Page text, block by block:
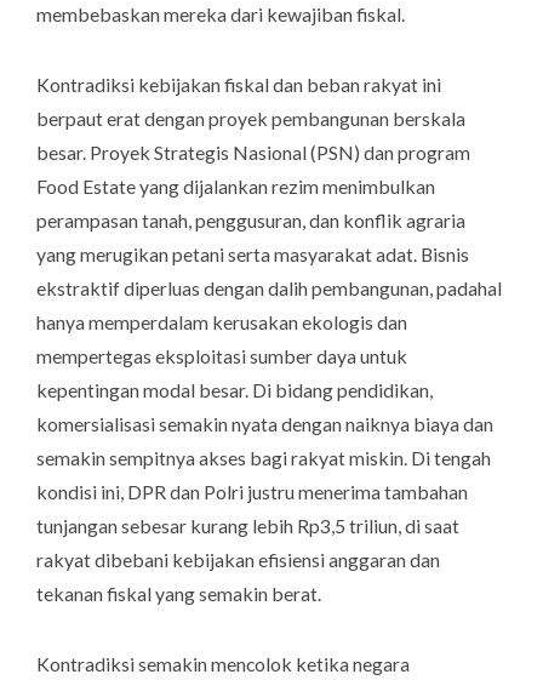
membebaskan mereka dari kewajiban fiskal.
Kontradiksi kebijakan fiskal dan beban rakyat ini
berpaut erat dengan proyek pembangunan berskala
besar. Proyek Strategis Nasional (PSN) dan program
Food Estateyang dijalankan rezim menimbulkan
perampasan tanah, penggusuran, dan konflik agraria
yang merugikan petani serta masyarakat adat. Bisnis
ekstraktif diperluas dengan dalih pembangunan, padahal
hanya memperdalam kerusakan ekologis dan
mempertegas eksploitasi sumber daya untuk
kepentingan modal besar. Di bidang pendidikan,
komersialisasi semakin nyata dengan naiknya biaya dan
semakin sempitnya akses bagi rakyat miskin. Di tengah
kondisi ini, DPR dan Polri justru menerima tambahan
tunjangan sebesar kurang lebih Rp3,5 triliun, di saat
rakyat dibebani kebijakan efisiensi anggaran dan
tekanan fiskal yang semakin berat.
Kontradiksi semakin mencolok ketika negara